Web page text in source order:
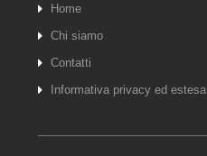
Home
Chi siamo
Contatti
Informativa privacy ed estesa